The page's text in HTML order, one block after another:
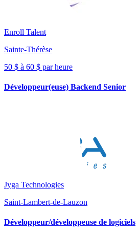
Enroll Talent
Sainte-Thérèse
50 $ à 60 $ par heure
Développeur(euse) Backend Senior
Jyga Technologies
Saint-Lambert-de-Lauzon
Développeur/développeuse de logiciels